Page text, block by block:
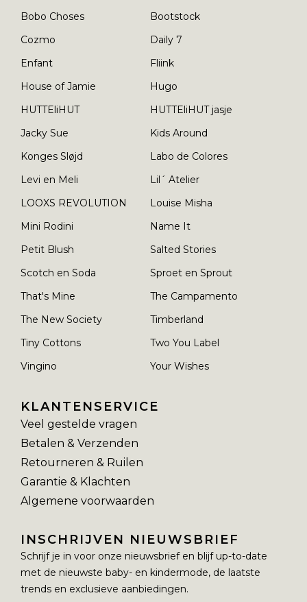
Bobo Choses
Bootstock
Cozmo
Daily 7
Enfant
Fliink
House of Jamie
Hugo
HUTTEliHUT
HUTTEliHUT jasje
Jacky Sue
Kids Around
Konges Sløjd
Labo de Colores
Levi en Meli
Lil´ Atelier
LOOXS REVOLUTION
Louise Misha
Mini Rodini
Name It
Petit Blush
Salted Stories
Scotch en Soda
Sproet en Sprout
That's Mine
The Campamento
The New Society
Timberland
Tiny Cottons
Two You Label
Vingino
Your Wishes
KLANTENSERVICE
Veel gestelde vragen
Betalen & Verzenden
Retourneren & Ruilen
Garantie & Klachten
Algemene voorwaarden
INSCHRIJVEN NIEUWSBRIEF
Schrijf je in voor onze nieuwsbrief en blijf up-to-date
met de nieuwste baby- en kindermode, de laatste
trends en exclusieve aanbiedingen.